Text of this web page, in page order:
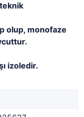
teknik
olup, monofaze
izoledir.